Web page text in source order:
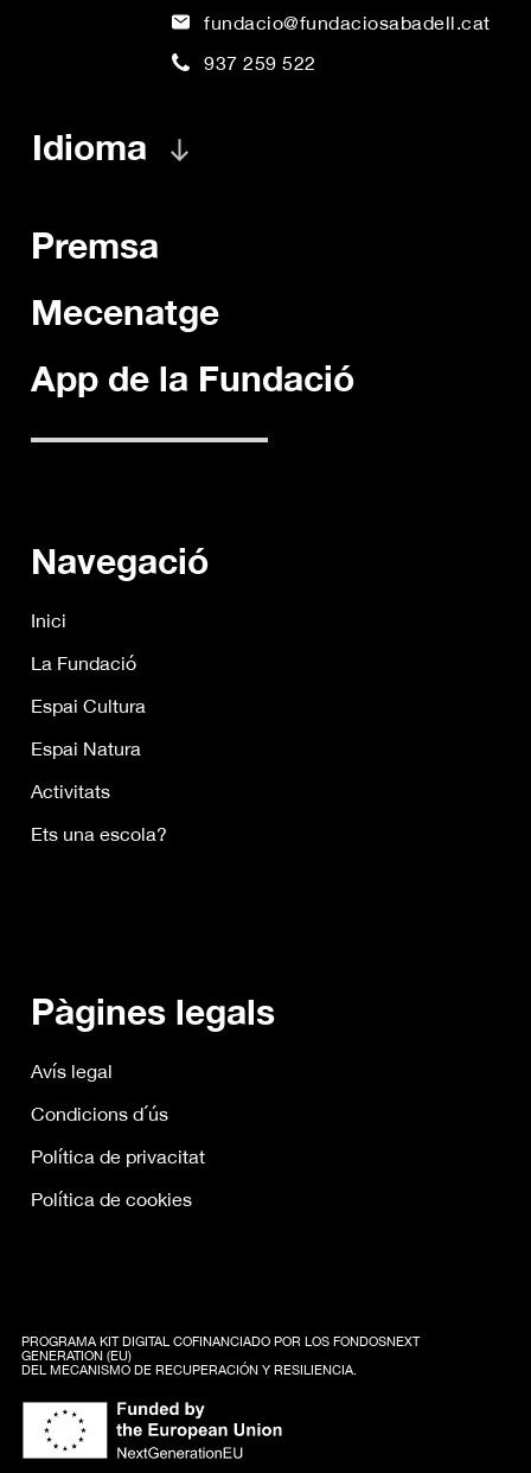
fundacio@fundaciosabadell.cat
937 259 522
Navegació
Inici
La Fundació
Espai Cultura
Espai Natura
Activitats
Ets una escola?
Pàgines legals
Avís legal
Condicions d´ús
Política de privacitat
Política de cookies
Premsa
Mecenatge
App de la Fundació
Idioma
PROGRAMA KIT DIGITAL COFINANCIADO POR LOS FONDOSNEXT
GENERATION (EU)
DEL MECANISMO DE RECUPERACIÓN Y RESILIENCIA.